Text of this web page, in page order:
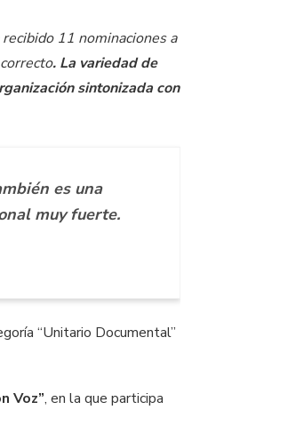
11 nominaciones a
. La variedad de
sintonizada con
es una
muy fuerte.
“Unitario Documental”
Voz”, en la que participa